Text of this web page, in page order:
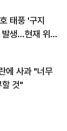
태풍 '구지
생…현재 위
에 사과 "너무
것"